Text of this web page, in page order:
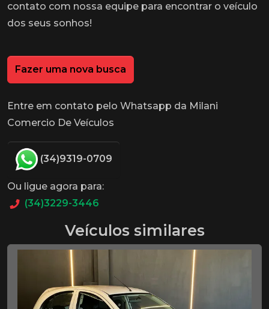
contato com nossa equipe para encontrar o veículo
dos seus sonhos!
Fazer uma nova busca
Entre em contato pelo Whatsapp da Milani
Comercio De Veículos
(34)9319-0709
Ou ligue agora para:
(34)3229-3446
Veículos similares